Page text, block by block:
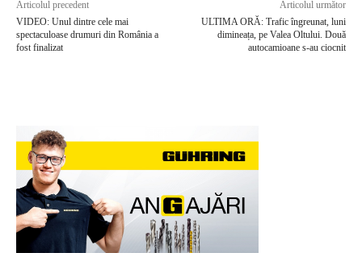
Articolul precedent
VIDEO: Unul dintre cele mai
spectaculoase drumuri din România a
fost finalizat
Articolul următor
ULTIMA ORĂ: Trafic îngreunat, luni
dimineața, pe Valea Oltului. Două
autocamioane s-au ciocnit